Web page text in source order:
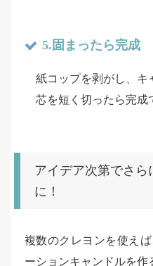
5.固まったら完成
紙コップを剥がし、キ
芯を短く切ったら完成
アイデア次第でさ
に！
複数のクレヨンを使え
ーションキャンドルを作